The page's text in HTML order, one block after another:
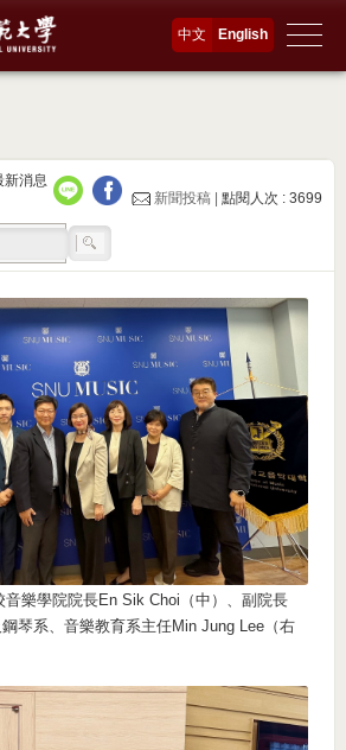
English
中文
新消息
新聞投稿 |點閱人次 : 3699
音樂學院院長En Sik Choi（中）、副院長
琴系、音樂教育系主任Min Jung Lee（右